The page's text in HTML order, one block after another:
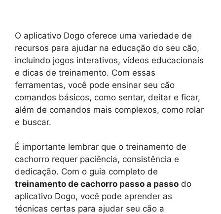
O aplicativo Dogo oferece uma variedade de
recursos para ajudar na educação do seu cão,
incluindo jogos interativos, vídeos educacionais
e dicas de treinamento. Com essas
ferramentas, você pode ensinar seu cão
comandos básicos, como sentar, deitar e ficar,
além de comandos mais complexos, como rolar
e buscar.
É importante lembrar que o treinamento de
cachorro requer paciência, consistência e
dedicação. Com o guia completo de
treinamento de cachorro passo a passo do
aplicativo Dogo, você pode aprender as
técnicas certas para ajudar seu cão a